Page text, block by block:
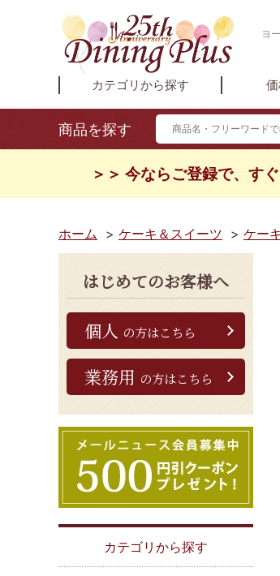
ヨ
カテゴリから探す
商品を探す
＞＞ 今ならご登録で、す
ホーム > ケーキ＆スイーツ > ケー
はじめてのお客様へ
個人 の方はこちら
業務用 の方はこちら
カテゴリから探す